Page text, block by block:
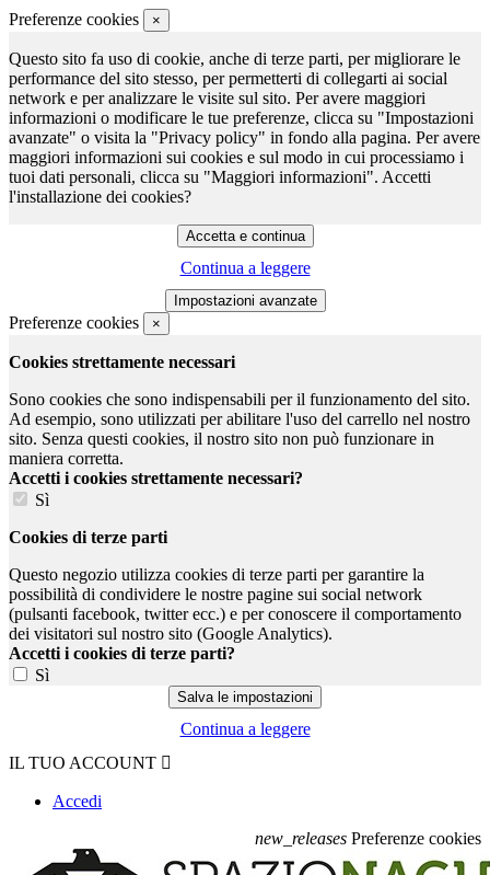
Preferenze cookies ×
Questo sito fa uso di cookie, anche di terze parti, per migliorare le
performance del sito stesso, per permetterti di collegarti ai social
network e per analizzare le visite sul sito. Per avere maggiori
informazioni o modificare le tue preferenze, clicca su "Impostazioni
avanzate" o visita la "Privacy policy" in fondo alla pagina. Per avere
maggiori informazioni sui cookies e sul modo in cui processiamo i
tuoi dati personali, clicca su "Maggiori informazioni". Accetti
l'installazione dei cookies?
Continua a leggere
Preferenze cookies ×
Cookies strettamente necessari
Sono cookies che sono indispensabili per il funzionamento del sito.
Ad esempio, sono utilizzati per abilitare l'uso del carrello nel nostro
sito. Senza questi cookies, il nostro sito non può funzionare in
maniera corretta.
Accetti i cookies strettamente necessari?
Sì
Cookies di terze parti
Questo negozio utilizza cookies di terze parti per garantire la
possibilità di condividere le nostre pagine sui social network
(pulsanti facebook, twitter ecc.) e per conoscere il comportamento
dei visitatori sul nostro sito (Google Analytics).
Accetti i cookies di terze parti?
Sì
Continua a leggere
IL TUO ACCOUNT 
Accedi
new_releases Preferenze cookies